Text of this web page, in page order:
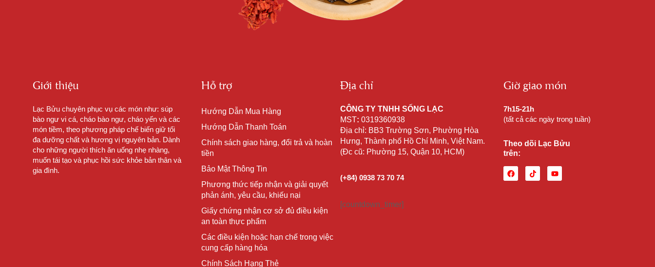
Giới thiệu
Lạc Bửu chuyên phục vụ các món như: súp
bào ngư vi cá, cháo bào ngư, cháo yến và các
món tiềm, theo phương pháp chế biến giữ tối
đa dưỡng chất và hương vị nguyên bản. Dành
cho những người thích ăn uống nhẹ nhàng,
muốn tái tạo và phục hồi sức khỏe bản thân và
gia đình.
Hỗ trợ
Hướng Dẫn Mua Hàng
Hướng Dẫn Thanh Toán
Chính sách giao hàng, đổi trả và hoàn
tiền
Bảo Mật Thông Tin
Phương thức tiếp nhận và giải quyết
phản ánh, yêu cầu, khiếu nại
Giấy chứng nhận cơ sở đủ điều kiện
an toàn thực phẩm
Các điều kiện hoặc hạn chế trong việc
cung cấp hàng hóa
Chính Sách Hạng Thẻ
Địa chỉ
CÔNG TY TNHH SỐNG LẠC
MST: 0319360938
Địa chỉ: BB3 Trường Sơn, Phường Hòa
Hưng, Thành phố Hồ Chí Minh, Việt Nam.
(Đc cũ: Phường 15, Quận 10, HCM)
(+84) 0938 73 70 74
[countdown_timer]
Giờ giao món
7h15-21h
(tất cả các ngày trong tuần)
Theo dõi Lạc Bửu
trên: